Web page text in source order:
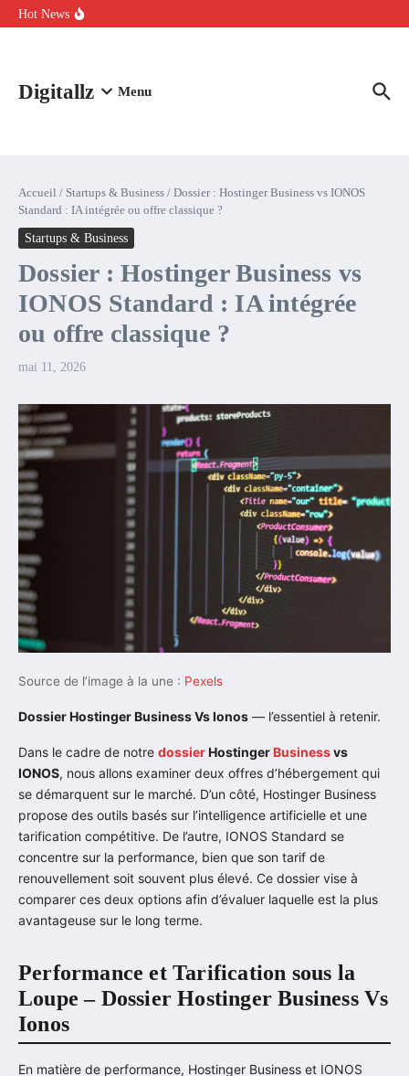
Aller au contenu
Hot News
Comment l’IA simplifie la data de caisse pour la transformer en
Digitallz Menu
Accueil / Startups & Business / Dossier : Hostinger Business vs IONOS
Standard : IA intégrée ou offre classique ?
Startups & Business
Dossier : Hostinger Business vs
IONOS Standard : IA intégrée
ou offre classique ?
mai 11, 2026
Source de l’image à la une : Pexels
Dossier Hostinger Business Vs Ionos — l’essentiel à retenir.
Dans le cadre de notre dossierHostingerBusinessvs
IONOS, nous allons examiner deux offres d’hébergement qui
se démarquent sur le marché. D’un côté, Hostinger Business
propose des outils basés sur l’intelligence artificielle et une
tarification compétitive. De l’autre, IONOS Standard se
concentre sur la performance, bien que son tarif de
renouvellement soit souvent plus élevé. Ce dossier vise à
comparer ces deux options afin d’évaluer laquelle est la plus
avantageuse sur le long terme.
Performance et Tarification sous la
Loupe – Dossier Hostinger Business Vs
Ionos
En matière de performance, Hostinger Business et IONOS